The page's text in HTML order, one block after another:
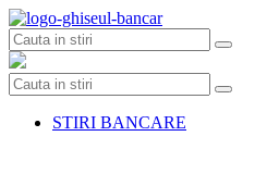
Skip
to
content
STIRI BANCARE